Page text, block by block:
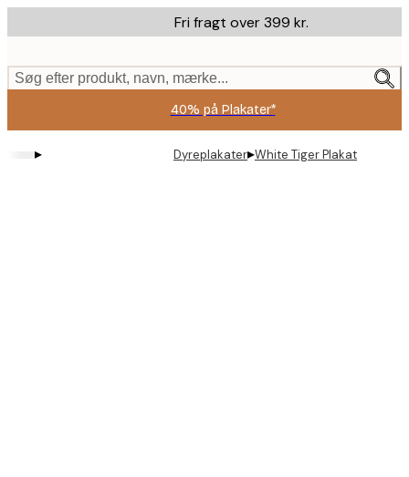
to
content.
Fri fragt over 399 kr.
Søg efter produkt, navn, mærke...
40% på Plakater*
▸ Dyreplakater▸White Tiger Plakat